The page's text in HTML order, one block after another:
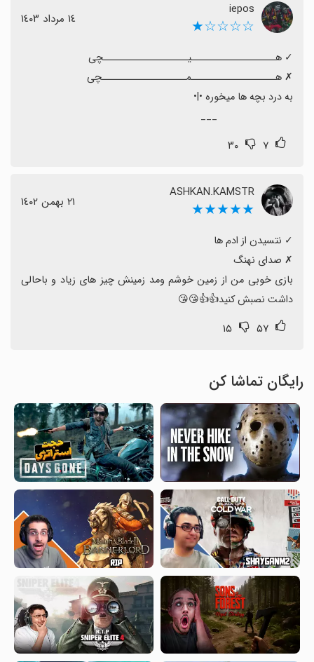
iepos
☆☆☆☆★ ١٤ مرداد ١٤٠٣
۷ ۳۰
ASHKAN.KAMSTR
★★★★★ ٢١ بهمن ١٤٠٢
داشت نصبش کنید👍👍😘😘
۵۷ ۱۵
رایگان تماشا کن